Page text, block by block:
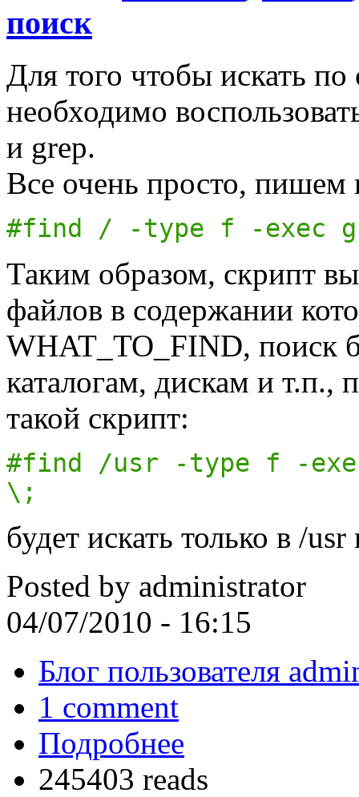
поиск
Для того чтобы искать
необходимо
и grep.
Все очень просто, пишем
#find / -type f -exec
Таким образом, скрипт
файлов в содержании
WHAT_TO_FIND, поиск
каталогам, дискам и т.п.,
такой скрипт:
#find /usr -type f -exec
\;
будет искать только в /
Posted by administrator
04/07/2010 - 16:15
Блог пользователя
1 comment
Подробнее
245403 reads